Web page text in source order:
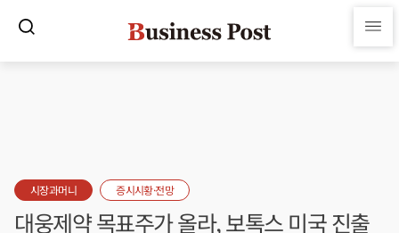
시장과머니 증시시황·전망
대웅제약 목표주가 올라, 보톡스 미국 진출